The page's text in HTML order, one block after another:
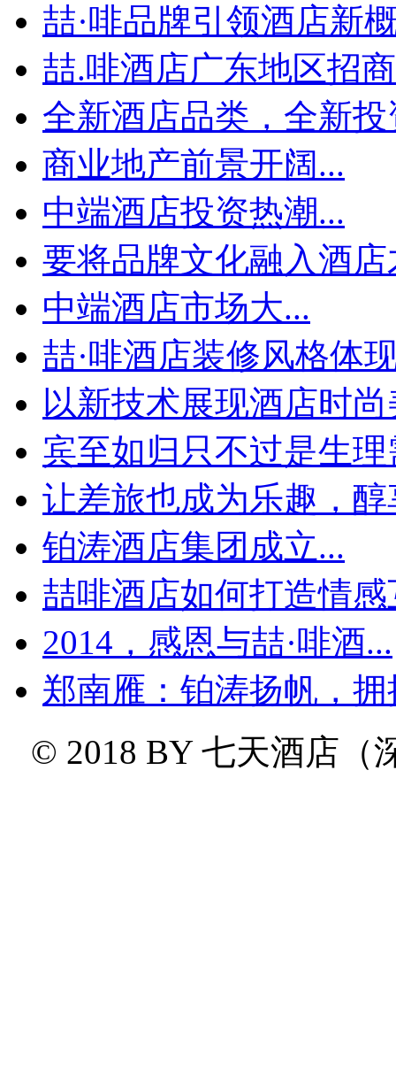
喆·啡品牌引领酒店新
喆.啡酒店广东地区招
全新酒店品类，全新投
商业地产前景开阔...
中端酒店投资热潮...
要将品牌文化融入酒店
中端酒店市场大...
喆·啡酒店装修风格体
以新技术展现酒店时
宾至如归只不过是生理
让差旅也成为乐趣，醇
铂涛酒店集团成立...
喆啡酒店如何打造情感
2014，感恩与喆·啡酒...
郑南雁：铂涛扬帆，
© 2018 BY 七天酒店（